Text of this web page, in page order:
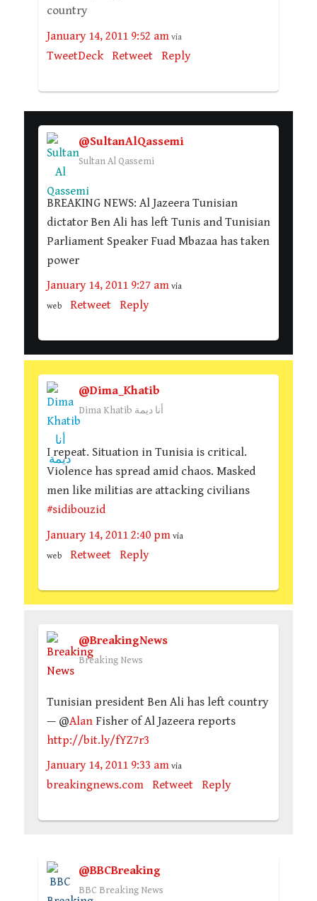
country
January 14, 2011 9:52 am via
TweetDeck Retweet Reply
@SultanAlQassemi
Sultan Al Qassemi
BREAKING NEWS: Al Jazeera Tunisian
dictator Ben Ali has left Tunis and Tunisian
Parliament Speaker Fuad Mbazaa has taken
power
January 14, 2011 9:27 am via
web Retweet Reply
@Dima_Khatib
Dima Khatib أنا ديمة
I repeat. Situation in Tunisia is critical.
Violence has spread amid chaos. Masked
men like militias are attacking civilians
#sidibouzid
January 14, 2011 2:40 pm via
web Retweet Reply
@BreakingNews
Breaking News
Tunisian president Ben Ali has left country
— @Alan Fisher of Al Jazeera reports
http://bit.ly/fYZ7r3
January 14, 2011 9:33 am via
breakingnews.com Retweet Reply
@BBCBreaking
BBC Breaking News